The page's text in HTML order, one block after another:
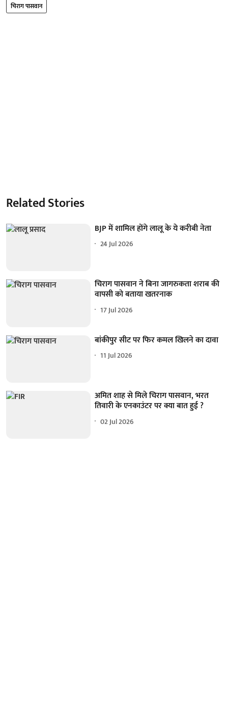
चिराग पासवान
Related Stories
BJP में शामिल होंगे लालू के ये करीबी नेता
24 Jul 2026
चिराग पासवान ने बिना जागरुकता शराब की
वापसी को बताया खतरनाक
17 Jul 2026
बांकीपुर सीट पर फिर कमल खिलने का दावा
11 Jul 2026
अमित शाह से मिले चिराग पासवान, भरत
तिवारी के एनकाउंटर पर क्या बात हुई ?
02 Jul 2026